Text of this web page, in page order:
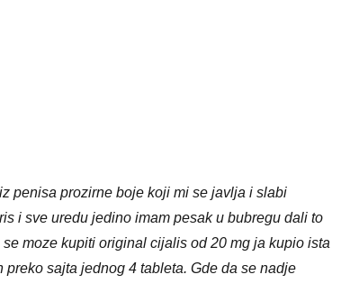
penisa prozirne boje koji mi se javlja i slabi
i sve uredu jedino imam pesak u bubregu dali to
moze kupiti original cijalis od 20 mg ja kupio ista
sajta jednog 4 tableta. Gde da se nadje